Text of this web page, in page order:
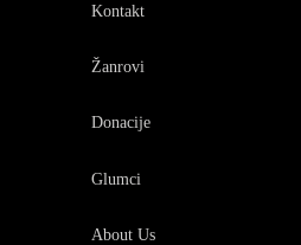
Kontakt
Žanrovi
Donacije
Glumci
About Us